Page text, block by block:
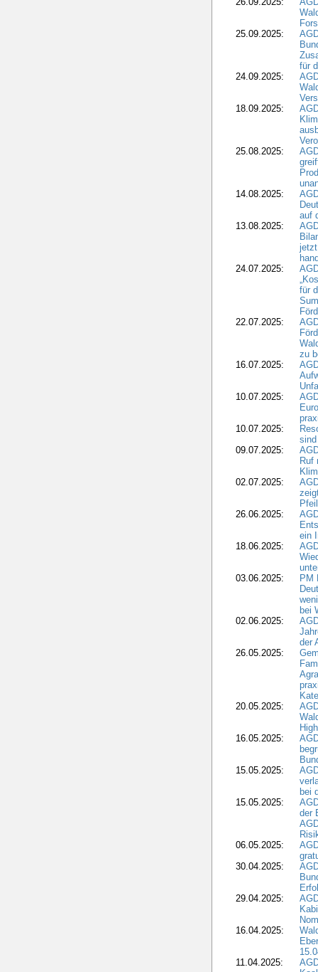
25.09.2025:
für
24.09.2025:
18.09.2025:
25.08.2025:
14.08.2025:
auf
13.08.2025:
24.07.2025:
für
22.07.2025:
zu
16.07.2025:
10.07.2025:
10.07.2025:
09.07.2025:
Ruf
02.07.2025:
26.06.2025:
ein
18.06.2025:
03.06.2025:
PM
bei
02.06.2025:
der
26.05.2025:
20.05.2025:
16.05.2025:
15.05.2025:
bei
15.05.2025:
der
06.05.2025:
30.04.2025:
29.04.2025:
16.04.2025:
11.04.2025: